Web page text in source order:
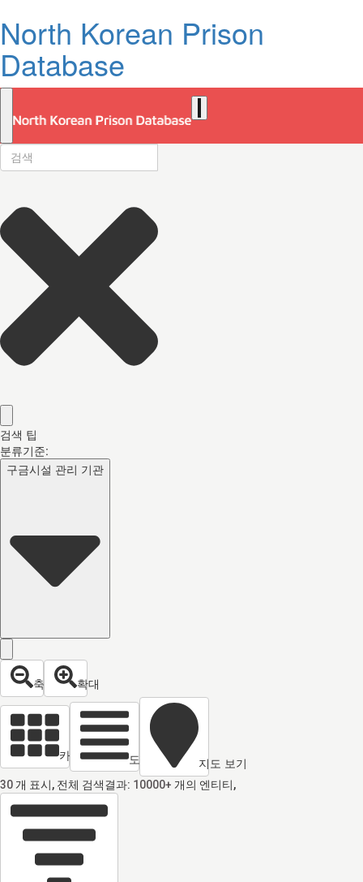
North Korean Prison
Database
검색 팁
분류기준:
구금시설 관리 기관
축소 확대
카드 열람 도면 보기 지도 보기
30 개 표시, 전체 검색결과: 10000+ 개의 엔티티,